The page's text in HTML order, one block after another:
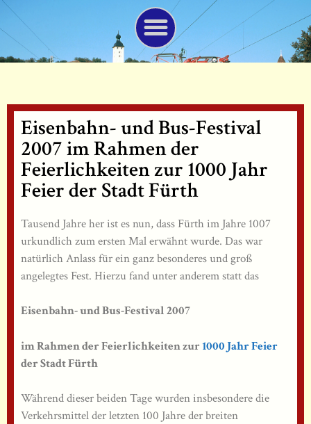
Eisenbahn- und Bus-Festival
2007 im Rahmen der
Feierlichkeiten zur 1000 Jahr
Feier der Stadt Fürth
Tausend Jahre her ist es nun, dass Fürth im Jahre 1007
urkundlich zum ersten Mal erwähnt wurde. Das war
natürlich Anlass für ein ganz besonderes und groß
angelegtes Fest. Hierzu fand unter anderem statt das
Eisenbahn- und Bus-Festival 2007
im Rahmen der Feierlichkeiten zur1000 Jahr Feier
der Stadt Fürth
Während dieser beiden Tage wurden insbesondere die
Verkehrsmittel der letzten 100 Jahre der breiten